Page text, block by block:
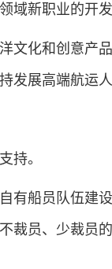
域新职业的开发
化和创意产
展高端航运
持。
船员队伍建
裁员、少裁员